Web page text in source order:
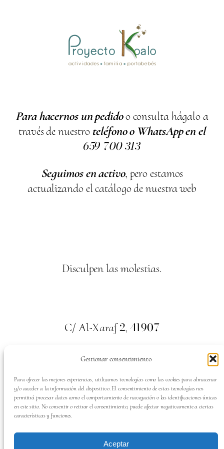
Gestionar consentimiento
Para ofrecer las mejores experiencias, utilizamos tecnologías como las cookies para almacenar
y/o acceder a la información del dispositivo. El consentimiento de estas tecnologías nos
permitirá procesar datos como el comportamiento de navegación o las identificaciones únicas
en este sitio. No consentir o retirar el consentimiento, puede afectar negativamente a ciertas
características y funciones.
Aceptar
Para hacernos un pedidoo consulta hágalo a
través de nuestro teléfono o WhatsApp en el
659 700313
Seguimos en activo, pero estamos
actualizando el catálogo de nuestra web
Disculpen las molestias.
C/ Al-Xaraf2, 41907
Valencina de la Concepción. Sevilla
Tel:659700313
SÍGUENOS EN: